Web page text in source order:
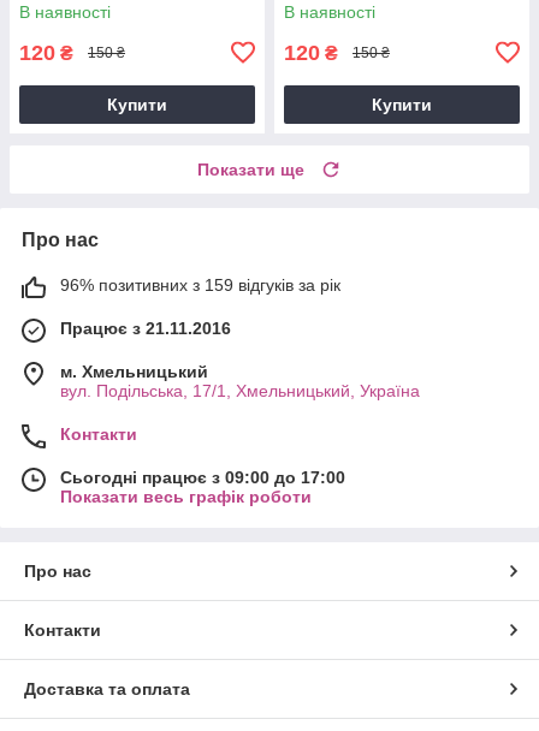
В наявності
120 ₴ 150 ₴
Купити
В наявності
120 ₴ 150 ₴
Купити
Показати ще
Про нас
96% позитивних з 159 відгуків за рік
Працює з 21.11.2016
м. Хмельницький
вул. Подільська, 17/1, Хмельницький, Україна
Контакти
Сьогодні працює з 09:00 до 17:00
Показати весь графік роботи
Про нас
Контакти
Доставка та оплата